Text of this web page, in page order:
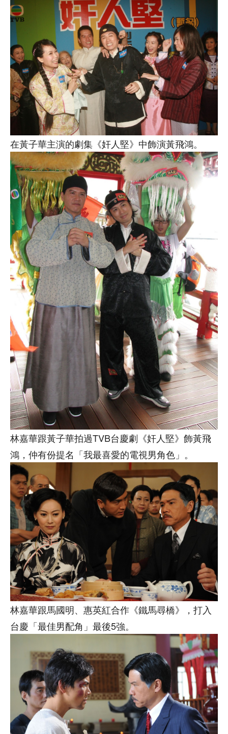
在黃子華主演的劇集《奸人堅》中飾演黃飛鴻。
林嘉華跟黃子華拍過TVB台慶劇《奸人堅》飾黃飛
鴻，仲有份提名「我最喜愛的電視男角色」。
林嘉華跟馬國明、惠英紅合作《鐵馬尋橋》，打入
台慶「最佳男配角」最後5強。